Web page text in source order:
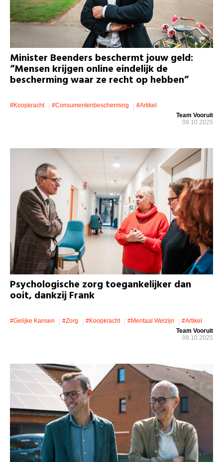
Minister Beenders beschermt jouw geld:
“Mensen krijgen online eindelijk de
bescherming waar ze recht op hebben”
#koopkracht #consumentenbescherming
#artikel
Team Vooruit
09.10.2025
Psychologische zorg toegankelijker dan
ooit, dankzij Frank
#gelijke Kansen #zorg #koopkracht #mentaal Welzijn
#artikel
Team Vooruit
09.10.2025